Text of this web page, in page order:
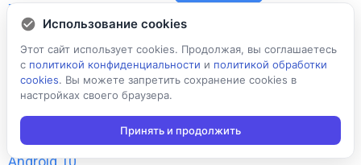
ТСД M3 Mobile
UL20W U20W0C-
Q2CFSS-HF / WLAN /
2048 RAM / 16384
ROM / Цветной
экран / Имиджер
фотокамера /
Android 10
Использование cookies
Этот сайт использует cookies. Продолжая, вы соглашаетесь
с политикой конфиденциальности и политикой обработки
cookies. Вы можете запретить сохранение cookies в
настройках своего браузера.
Принять и продолжить